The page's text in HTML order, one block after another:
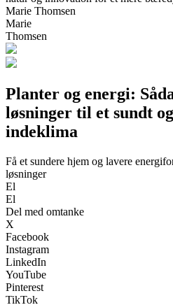
Marie Thomsen
Marie
Thomsen
Planter og energi:
løsninger til et sundt
indeklima
Få et sundere hjem og lavere
løsninger
El
El
Del med omtanke
X
Facebook
Instagram
LinkedIn
YouTube
Pinterest
TikTok